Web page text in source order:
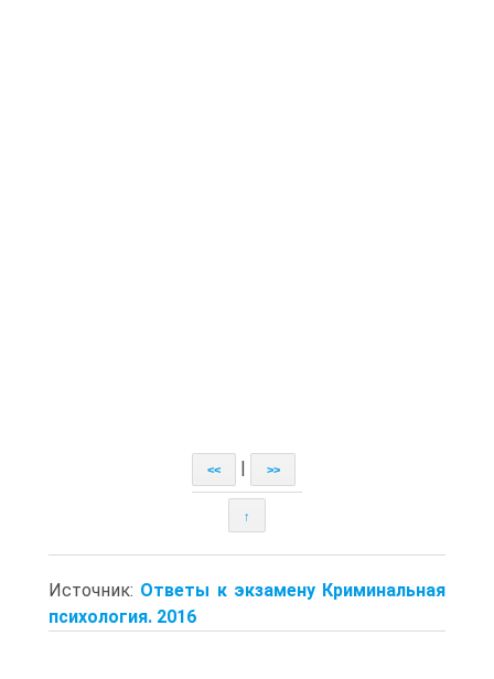
<< >>
↑
Источник: Ответы к экзамену Криминальная
психология. 2016